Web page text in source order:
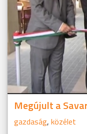
Megújult a
gazdaság, közélet